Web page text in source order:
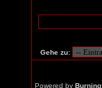
Gehe zu:
Powered by